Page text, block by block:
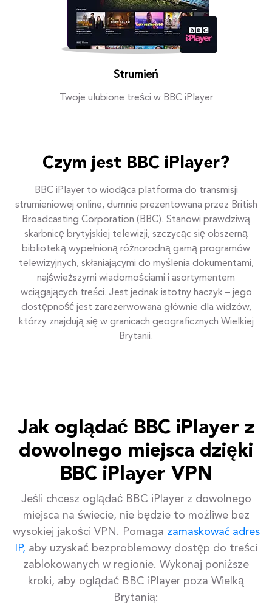
Strumień
Twoje ulubione treści w BBC iPlayer
Czym jest BBC iPlayer?
BBC iPlayer to wiodąca platforma do transmisji
strumieniowej online, dumnie prezentowana przez British
Broadcasting Corporation (BBC). Stanowi prawdziwą
skarbnicę brytyjskiej telewizji, szczycąc się obszerną
biblioteką wypełnioną różnorodną gamą programów
telewizyjnych, skłaniającymi do myślenia dokumentami,
najświeższymi wiadomościami i asortymentem
wciągających treści. Jest jednak istotny haczyk – jego
dostępność jest zarezerwowana głównie dla widzów,
którzy znajdują się w granicach geograficznych Wielkiej
Brytanii.
Jak oglądać BBC iPlayer z
dowolnego miejsca dzięki
BBC iPlayer VPN
Jeśli chcesz oglądać BBC iPlayer z dowolnego
miejsca na świecie, nie będzie to możliwe bez
wysokiej jakości VPN. Pomaga zamaskować adres
IP, aby uzyskać bezproblemowy dostęp do treści
zablokowanych w regionie. Wykonaj poniższe
kroki, aby oglądać BBC iPlayer poza Wielką
Brytanią: